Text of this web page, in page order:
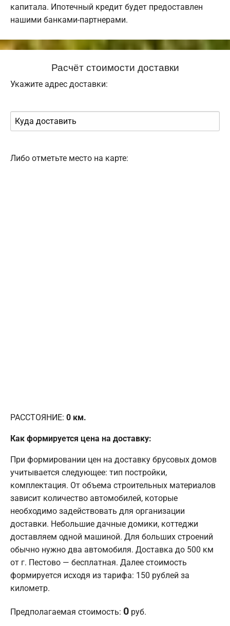
капитала. Ипотечный кредит будет предоставлен
нашими банками-партнерами.
Расчёт стоимости доставки
Укажите адрес доставки:
Либо отметьте место на карте:
РАССТОЯНИЕ: 0 км.
Как формируется цена на доставку:
При формировании цен на доставку брусовых домов
учитывается следующее: тип постройки,
комплектация. От объема строительных материалов
зависит количество автомобилей, которые
необходимо задействовать для организации
доставки. Небольшие дачные домики, коттеджи
доставляем одной машиной. Для больших строений
обычно нужно два автомобиля. Доставка до 500 км
от г. Пестово — бесплатная. Далее стоимость
формируется исходя из тарифа: 150 рублей за
километр.
Предполагаемая стоимость: 0 руб.